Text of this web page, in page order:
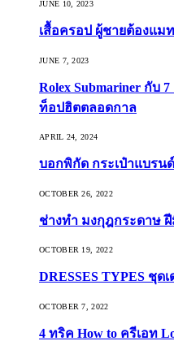
JUNE 10, 2023
เสื้อครอป ผู้ชายต้องแม
JUNE 7, 2023
Rolex Submariner กับ
ท็อปฮิตตลอดกาล
APRIL 24, 2024
บอกพิกัด กระเป๋าแบรน
OCTOBER 26, 2022
ช่างทำ มงกุฎกระดาษ
OCTOBER 19, 2022
DRESSES TYPES ชุด
OCTOBER 7, 2022
4 ทริค How to ครีเอท